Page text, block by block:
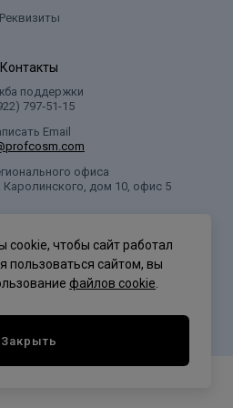
Реквизиты
Контакты
поддержки
797‑51-15
Email
офиса
Каролинского, дом 10, офис 5
чтобы сайт работал
пользоваться сайтом, вы
файлов cookie
Закрыть